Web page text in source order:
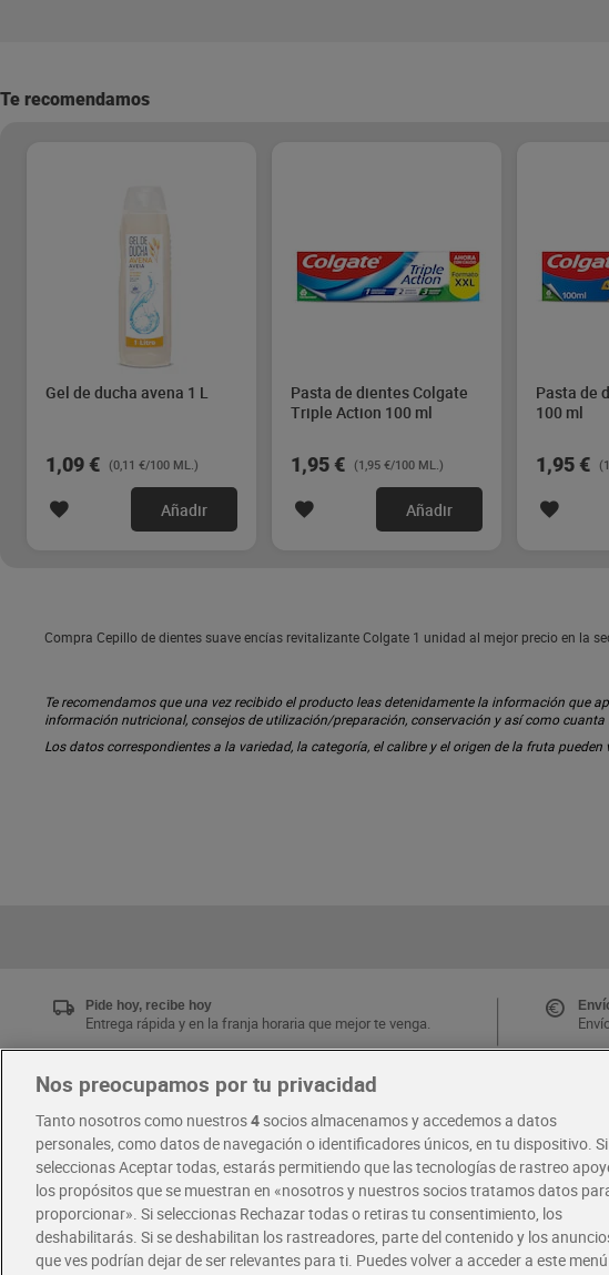
Te recomendamos
Gel de ducha avena 1 L
1,09 € (0,11 €/100 ML.)
Añadir
Pasta de dientes Colgate
Triple Action 100 ml
1,95 € (1,95 €/100 ML.)
Añadir
Pasta de
100 ml
1,95 €
Compra Cepillo de dientes suave encías revitalizante Colgate 1 unidad al mejor precio en la
Te recomendamos que una vez recibido el producto leas detenidamente la información que
información nutricional, consejos de utilización/preparación, conservación y así como
Los datos correspondientes a la variedad, la categoría, el calibre y el origen de la fruta
Pide hoy, recibe hoy
Entrega rápida y en la franja horaria que mejor te venga.
Disfruta las ventajas y ofertas exclusivas.
Descárgate la APP Dia
RECETAS · COMER MEJOR CADA DIA · EMPLEO
Nos preocupamos por tu privacidad
Tanto nosotros como nuestros4socios almacenamos y accedemos a datos
personales, como datos de navegación o identificadores únicos, en tu dispositivo. Si
seleccionas Aceptar todas, estarás permitiendo que las tecnologías de rastreo
los propósitos que se muestran en «nosotros y nuestros socios tratamos datos
proporcionar». Si seleccionas Rechazar todas o retiras tu consentimiento, los
deshabilitarás. Si se deshabilitan los rastreadores, parte del contenido y los
que ves podrían dejar de ser relevantes para ti. Puedes volver a acceder a este menú